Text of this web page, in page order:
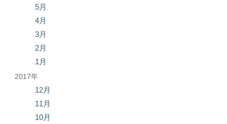
5月
4月
3月
2月
1月
2017年
12月
11月
10月